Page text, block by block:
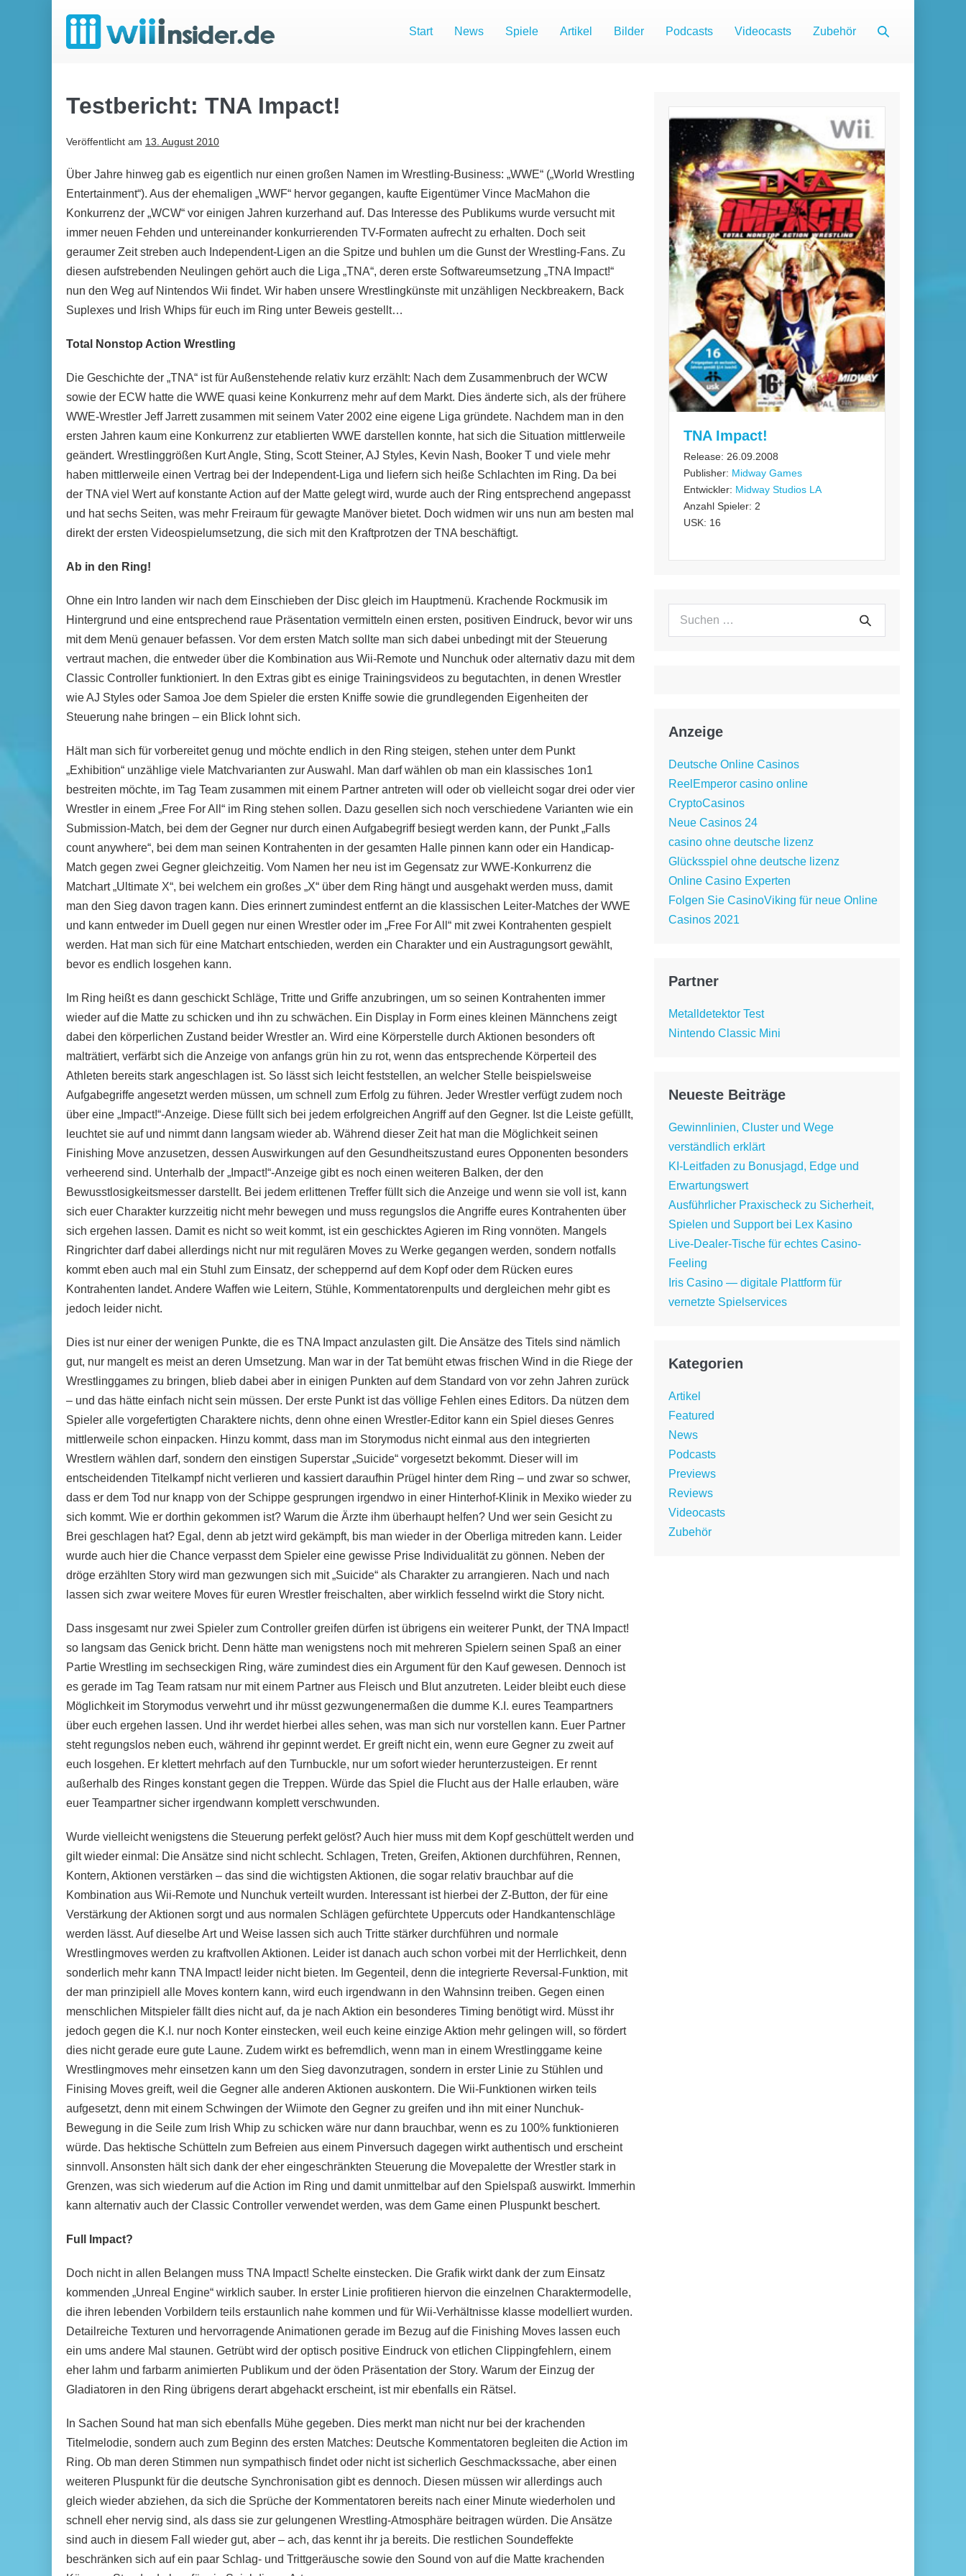
Start News Spiele Artikel Bilder Podcasts Videocasts Zubehör
Suche-
Testbericht: TNA Impact!
Veröffentlicht am 13. August 2010
Über Jahre hinweg gab es eigentlich nur einen großen Namen im Wrestling-Business: „WWE“ („World Wrestling
Entertainment“). Aus der ehemaligen „WWF“ hervor gegangen, kaufte Eigentümer Vince MacMahon die
Konkurrenz der „WCW“ vor einigen Jahren kurzerhand auf. Das Interesse des Publikums wurde versucht mit
immer neuen Fehden und untereinander konkurrierenden TV-Formaten aufrecht zu erhalten. Doch seit
geraumer Zeit streben auch Independent-Ligen an die Spitze und buhlen um die Gunst der Wrestling-Fans. Zu
diesen aufstrebenden Neulingen gehört auch die Liga „TNA“, deren erste Softwareumsetzung „TNA Impact!“
nun den Weg auf Nintendos Wii findet. Wir haben unsere Wrestlingkünste mit unzähligen Neckbreakern, Back
Suplexes und Irish Whips für euch im Ring unter Beweis gestellt…
Total Nonstop Action Wrestling
Die Geschichte der „TNA“ ist für Außenstehende relativ kurz erzählt: Nach dem Zusammenbruch der WCW
sowie der ECW hatte die WWE quasi keine Konkurrenz mehr auf dem Markt. Dies änderte sich, als der frühere
WWE-Wrestler Jeff Jarrett zusammen mit seinem Vater 2002 eine eigene Liga gründete. Nachdem man in den
ersten Jahren kaum eine Konkurrenz zur etablierten WWE darstellen konnte, hat sich die Situation mittlerweile
geändert. Wrestlinggrößen Kurt Angle, Sting, Scott Steiner, AJ Styles, Kevin Nash, Booker T und viele mehr
haben mittlerweile einen Vertrag bei der Independent-Liga und liefern sich heiße Schlachten im Ring. Da bei
der TNA viel Wert auf konstante Action auf der Matte gelegt wird, wurde auch der Ring entsprechend angepasst
und hat sechs Seiten, was mehr Freiraum für gewagte Manöver bietet. Doch widmen wir uns nun am besten mal
direkt der ersten Videospielumsetzung, die sich mit den Kraftprotzen der TNA beschäftigt.
Ab in den Ring!
Ohne ein Intro landen wir nach dem Einschieben der Disc gleich im Hauptmenü. Krachende Rockmusik im
Hintergrund und eine entsprechend raue Präsentation vermitteln einen ersten, positiven Eindruck, bevor wir uns
mit dem Menü genauer befassen. Vor dem ersten Match sollte man sich dabei unbedingt mit der Steuerung
vertraut machen, die entweder über die Kombination aus Wii-Remote und Nunchuk oder alternativ dazu mit dem
Classic Controller funktioniert. In den Extras gibt es einige Trainingsvideos zu begutachten, in denen Wrestler
wie AJ Styles oder Samoa Joe dem Spieler die ersten Kniffe sowie die grundlegenden Eigenheiten der
Steuerung nahe bringen – ein Blick lohnt sich.
Hält man sich für vorbereitet genug und möchte endlich in den Ring steigen, stehen unter dem Punkt
„Exhibition“ unzählige viele Matchvarianten zur Auswahl. Man darf wählen ob man ein klassisches 1on1
bestreiten möchte, im Tag Team zusammen mit einem Partner antreten will oder ob vielleicht sogar drei oder vier
Wrestler in einem „Free For All“ im Ring stehen sollen. Dazu gesellen sich noch verschiedene Varianten wie ein
Submission-Match, bei dem der Gegner nur durch einen Aufgabegriff besiegt werden kann, der Punkt „Falls
count anywhere“, bei dem man seinen Kontrahenten in der gesamten Halle pinnen kann oder ein Handicap-
Match gegen zwei Gegner gleichzeitig. Vom Namen her neu ist im Gegensatz zur WWE-Konkurrenz die
Matchart „Ultimate X“, bei welchem ein großes „X“ über dem Ring hängt und ausgehakt werden muss, damit
man den Sieg davon tragen kann. Dies erinnert zumindest entfernt an die klassischen Leiter-Matches der WWE
und kann entweder im Duell gegen nur einen Wrestler oder im „Free For All“ mit zwei Kontrahenten gespielt
werden. Hat man sich für eine Matchart entschieden, werden ein Charakter und ein Austragungsort gewählt,
bevor es endlich losgehen kann.
Im Ring heißt es dann geschickt Schläge, Tritte und Griffe anzubringen, um so seinen Kontrahenten immer
wieder auf die Matte zu schicken und ihn zu schwächen. Ein Display in Form eines kleinen Männchens zeigt
dabei den körperlichen Zustand beider Wrestler an. Wird eine Körperstelle durch Aktionen besonders oft
malträtiert, verfärbt sich die Anzeige von anfangs grün hin zu rot, wenn das entsprechende Körperteil des
Athleten bereits stark angeschlagen ist. So lässt sich leicht feststellen, an welcher Stelle beispielsweise
Aufgabegriffe angesetzt werden müssen, um schnell zum Erfolg zu führen. Jeder Wrestler verfügt zudem noch
über eine „Impact!“-Anzeige. Diese füllt sich bei jedem erfolgreichen Angriff auf den Gegner. Ist die Leiste gefüllt,
leuchtet sie auf und nimmt dann langsam wieder ab. Während dieser Zeit hat man die Möglichkeit seinen
Finishing Move anzusetzen, dessen Auswirkungen auf den Gesundheitszustand eures Opponenten besonders
verheerend sind. Unterhalb der „Impact!“-Anzeige gibt es noch einen weiteren Balken, der den
Bewusstlosigkeitsmesser darstellt. Bei jedem erlittenen Treffer füllt sich die Anzeige und wenn sie voll ist, kann
sich euer Charakter kurzzeitig nicht mehr bewegen und muss regungslos die Angriffe eures Kontrahenten über
sich ergehen lassen. Damit es nicht so weit kommt, ist ein geschicktes Agieren im Ring vonnöten. Mangels
Ringrichter darf dabei allerdings nicht nur mit regulären Moves zu Werke gegangen werden, sondern notfalls
kommt eben auch mal ein Stuhl zum Einsatz, der scheppernd auf dem Kopf oder dem Rücken eures
Kontrahenten landet. Andere Waffen wie Leitern, Stühle, Kommentatorenpults und dergleichen mehr gibt es
jedoch leider nicht.
Dies ist nur einer der wenigen Punkte, die es TNA Impact anzulasten gilt. Die Ansätze des Titels sind nämlich
gut, nur mangelt es meist an deren Umsetzung. Man war in der Tat bemüht etwas frischen Wind in die Riege der
Wrestlinggames zu bringen, blieb dabei aber in einigen Punkten auf dem Standard von vor zehn Jahren zurück
– und das hätte einfach nicht sein müssen. Der erste Punkt ist das völlige Fehlen eines Editors. Da nützen dem
Spieler alle vorgefertigten Charaktere nichts, denn ohne einen Wrestler-Editor kann ein Spiel dieses Genres
mittlerweile schon einpacken. Hinzu kommt, dass man im Storymodus nicht einmal aus den integrierten
Wrestlern wählen darf, sondern den einstigen Superstar „Suicide“ vorgesetzt bekommt. Dieser will im
entscheidenden Titelkampf nicht verlieren und kassiert daraufhin Prügel hinter dem Ring – und zwar so schwer,
dass er dem Tod nur knapp von der Schippe gesprungen irgendwo in einer Hinterhof-Klinik in Mexiko wieder zu
sich kommt. Wie er dorthin gekommen ist? Warum die Ärzte ihm überhaupt helfen? Und wer sein Gesicht zu
Brei geschlagen hat? Egal, denn ab jetzt wird gekämpft, bis man wieder in der Oberliga mitreden kann. Leider
wurde auch hier die Chance verpasst dem Spieler eine gewisse Prise Individualität zu gönnen. Neben der
dröge erzählten Story wird man gezwungen sich mit „Suicide“ als Charakter zu arrangieren. Nach und nach
lassen sich zwar weitere Moves für euren Wrestler freischalten, aber wirklich fesselnd wirkt die Story nicht.
Dass insgesamt nur zwei Spieler zum Controller greifen dürfen ist übrigens ein weiterer Punkt, der TNA Impact!
so langsam das Genick bricht. Denn hätte man wenigstens noch mit mehreren Spielern seinen Spaß an einer
Partie Wrestling im sechseckigen Ring, wäre zumindest dies ein Argument für den Kauf gewesen. Dennoch ist
es gerade im Tag Team ratsam nur mit einem Partner aus Fleisch und Blut anzutreten. Leider bleibt euch diese
Möglichkeit im Storymodus verwehrt und ihr müsst gezwungenermaßen die dumme K.I. eures Teampartners
über euch ergehen lassen. Und ihr werdet hierbei alles sehen, was man sich nur vorstellen kann. Euer Partner
steht regungslos neben euch, während ihr gepinnt werdet. Er greift nicht ein, wenn eure Gegner zu zweit auf
euch losgehen. Er klettert mehrfach auf den Turnbuckle, nur um sofort wieder herunterzusteigen. Er rennt
außerhalb des Ringes konstant gegen die Treppen. Würde das Spiel die Flucht aus der Halle erlauben, wäre
euer Teampartner sicher irgendwann komplett verschwunden.
Wurde vielleicht wenigstens die Steuerung perfekt gelöst? Auch hier muss mit dem Kopf geschüttelt werden und
gilt wieder einmal: Die Ansätze sind nicht schlecht. Schlagen, Treten, Greifen, Aktionen durchführen, Rennen,
Kontern, Aktionen verstärken – das sind die wichtigsten Aktionen, die sogar relativ brauchbar auf die
Kombination aus Wii-Remote und Nunchuk verteilt wurden. Interessant ist hierbei der Z-Button, der für eine
Verstärkung der Aktionen sorgt und aus normalen Schlägen gefürchtete Uppercuts oder Handkantenschläge
werden lässt. Auf dieselbe Art und Weise lassen sich auch Tritte stärker durchführen und normale
Wrestlingmoves werden zu kraftvollen Aktionen. Leider ist danach auch schon vorbei mit der Herrlichkeit, denn
sonderlich mehr kann TNA Impact! leider nicht bieten. Im Gegenteil, denn die integrierte Reversal-Funktion, mit
der man prinzipiell alle Moves kontern kann, wird euch irgendwann in den Wahnsinn treiben. Gegen einen
menschlichen Mitspieler fällt dies nicht auf, da je nach Aktion ein besonderes Timing benötigt wird. Müsst ihr
jedoch gegen die K.I. nur noch Konter einstecken, weil euch keine einzige Aktion mehr gelingen will, so fördert
dies nicht gerade eure gute Laune. Zudem wirkt es befremdlich, wenn man in einem Wrestlinggame keine
Wrestlingmoves mehr einsetzen kann um den Sieg davonzutragen, sondern in erster Linie zu Stühlen und
Finising Moves greift, weil die Gegner alle anderen Aktionen auskontern. Die Wii-Funktionen wirken teils
aufgesetzt, denn mit einem Schwingen der Wiimote den Gegner zu greifen und ihn mit einer Nunchuk-
Bewegung in die Seile zum Irish Whip zu schicken wäre nur dann brauchbar, wenn es zu 100% funktionieren
würde. Das hektische Schütteln zum Befreien aus einem Pinversuch dagegen wirkt authentisch und erscheint
sinnvoll. Ansonsten hält sich dank der eher eingeschränkten Steuerung die Movepalette der Wrestler stark in
Grenzen, was sich wiederum auf die Action im Ring und damit unmittelbar auf den Spielspaß auswirkt. Immerhin
kann alternativ auch der Classic Controller verwendet werden, was dem Game einen Pluspunkt beschert.
Full Impact?
Doch nicht in allen Belangen muss TNA Impact! Schelte einstecken. Die Grafik wirkt dank der zum Einsatz
kommenden „Unreal Engine“ wirklich sauber. In erster Linie profitieren hiervon die einzelnen Charaktermodelle,
die ihren lebenden Vorbildern teils erstaunlich nahe kommen und für Wii-Verhältnisse klasse modelliert wurden.
Detailreiche Texturen und hervorragende Animationen gerade im Bezug auf die Finishing Moves lassen euch
ein ums andere Mal staunen. Getrübt wird der optisch positive Eindruck von etlichen Clippingfehlern, einem
eher lahm und farbarm animierten Publikum und der öden Präsentation der Story. Warum der Einzug der
Gladiatoren in den Ring übrigens derart abgehackt erscheint, ist mir ebenfalls ein Rätsel.
In Sachen Sound hat man sich ebenfalls Mühe gegeben. Dies merkt man nicht nur bei der krachenden
Titelmelodie, sondern auch zum Beginn des ersten Matches: Deutsche Kommentatoren begleiten die Action im
Ring. Ob man deren Stimmen nun sympathisch findet oder nicht ist sicherlich Geschmackssache, aber einen
weiteren Pluspunkt für die deutsche Synchronisation gibt es dennoch. Diesen müssen wir allerdings auch
gleich wieder abziehen, da sich die Sprüche der Kommentatoren bereits nach einer Minute wiederholen und
schnell eher nervig sind, als dass sie zur gelungenen Wrestling-Atmosphäre beitragen würden. Die Ansätze
sind auch in diesem Fall wieder gut, aber – ach, das kennt ihr ja bereits. Die restlichen Soundeffekte
beschränken sich auf ein paar Schlag- und Trittgeräusche sowie den Sound von auf die Matte krachenden
TNA Impact!
Release: 26.09.2008
Publisher: Midway Games
Entwickler: Midway Studios LA
Anzahl Spieler: 2
USK: 16
Suchen
Suche
Anzeige
Deutsche Online Casinos
ReelEmperor casino online
CryptoCasinos
Neue Casinos 24
casino ohne deutsche lizenz
Glücksspiel ohne deutsche lizenz
Online Casino Experten
Folgen Sie CasinoViking für neue Online
Casinos 2021
Partner
Metalldetektor Test
Nintendo Classic Mini
Neueste Beiträge
Gewinnlinien, Cluster und Wege
verständlich erklärt
KI-Leitfaden zu Bonusjagd, Edge und
Erwartungswert
Ausführlicher Praxischeck zu Sicherheit,
Spielen und Support bei Lex Kasino
Live-Dealer-Tische für echtes Casino-
Feeling
Iris Casino — digitale Plattform für
vernetzte Spielservices
Kategorien
Artikel
Featured
News
Podcasts
Previews
Reviews
Videocasts
Zubehör